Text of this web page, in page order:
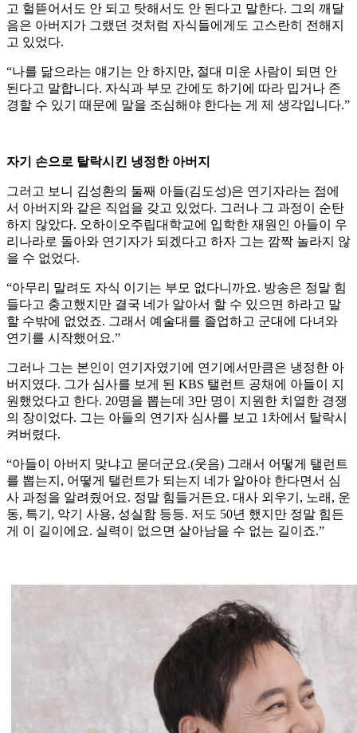
고 헐뜯어서도 안 되고 탓해서도 안 된다고 말한다. 그의 깨달
음은 아버지가 그랬던 것처럼 자식들에게도 고스란히 전해지
고 있었다.
“나를 닮으라는 얘기는 안 하지만, 절대 미운 사람이 되면 안
된다고 말합니다. 자식과 부모 간에도 하기에 따라 밉거나 존
경할 수 있기 때문에 말을 조심해야 한다는 게 제 생각입니다.”
자기 손으로 탈락시킨 냉정한 아버지
그러고 보니 김성환의 둘째 아들(김도성)은 연기자라는 점에
서 아버지와 같은 직업을 갖고 있었다. 그러나 그 과정이 순탄
하지 않았다. 오하이오주립대학교에 입학한 재원인 아들이 우
리나라로 돌아와 연기자가 되겠다고 하자 그는 깜짝 놀라지 않
을 수 없었다.
“아무리 말려도 자식 이기는 부모 없다니까요. 방송은 정말 힘
들다고 충고했지만 결국 네가 알아서 할 수 있으면 하라고 말
할 수밖에 없었죠. 그래서 예술대를 졸업하고 군대에 다녀와
연기를 시작했어요.”
그러나 그는 본인이 연기자였기에 연기에서만큼은 냉정한 아
버지였다. 그가 심사를 보게 된 KBS 탤런트 공채에 아들이 지
원했었다고 한다. 20명을 뽑는데 3만 명이 지원한 치열한 경쟁
의 장이었다. 그는 아들의 연기자 심사를 보고 1차에서 탈락시
켜버렸다.
“아들이 아버지 맞냐고 묻더군요.(웃음) 그래서 어떻게 탤런트
를 뽑는지, 어떻게 탤런트가 되는지 네가 알아야 한다면서 심
사 과정을 알려줬어요. 정말 힘들거든요. 대사 외우기, 노래, 운
동, 특기, 악기 사용, 성실함 등등. 저도 50년 했지만 정말 힘든
게 이 길이에요. 실력이 없으면 살아남을 수 없는 길이죠.”